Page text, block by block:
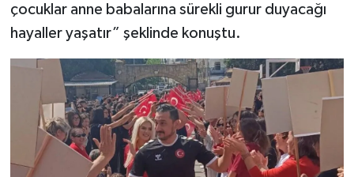
çocuklar anne babalarına sürekli gurur duyacağı
hayaller yaşatır” şeklinde konuştu.